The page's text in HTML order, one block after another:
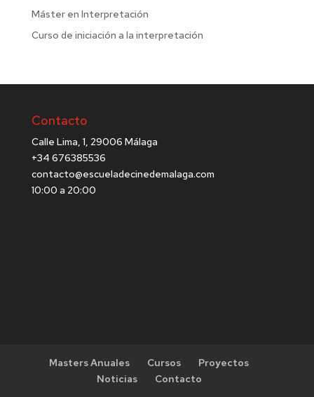
Máster en Interpretación
Curso de iniciación a la interpretación
Contacto
Calle Lima, 1, 29006 Málaga
+34 676385536
contacto@escueladecinedemalaga.com
10:00 a 20:00
Masters Anuales Cursos
Proyectos
Noticias
Contacto